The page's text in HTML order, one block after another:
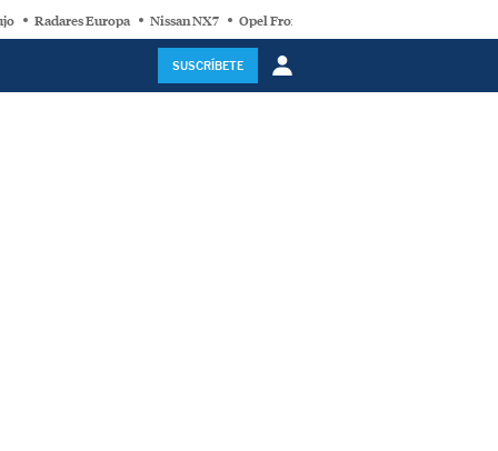
Radares Europa Nissan NX7 Opel Frontera Electric
SUSCRÍBETE